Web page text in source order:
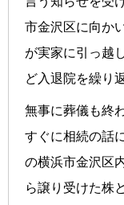
市金沢区に向か
が実家に引っ越
ど入退院を繰り
無事に葬儀も終
すぐに相続の話
の横浜市金沢区
ら譲り受けた株